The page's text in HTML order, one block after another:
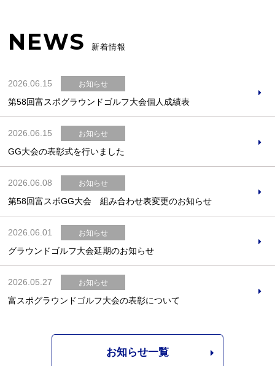
NEWS 新着情報
2026.06.15 お知らせ
第58回富スポグラウンドゴルフ大会個人成績表
2026.06.15 お知らせ
GG大会の表彰式を行いました
2026.06.08 お知らせ
第58回富スポGG大会 組み合わせ表変更のお知らせ
2026.06.01 お知らせ
グラウンドゴルフ大会延期のお知らせ
2026.05.27 お知らせ
富スポグラウンドゴルフ大会の表彰について
お知らせ一覧